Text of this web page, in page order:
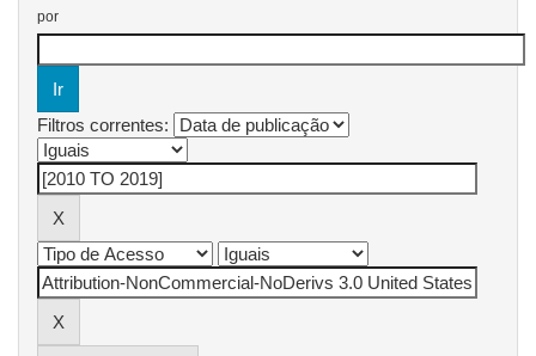
por
Filtros correntes: